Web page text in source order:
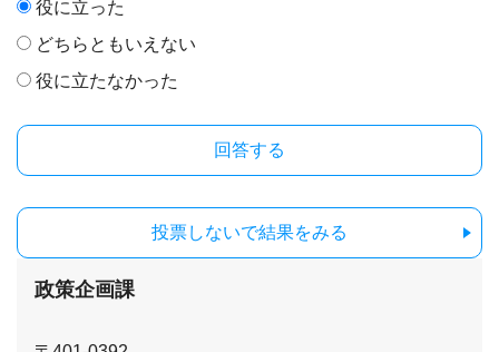
役に立った
どちらともいえない
役に立たなかった
投票しないで結果をみる
政策企画課